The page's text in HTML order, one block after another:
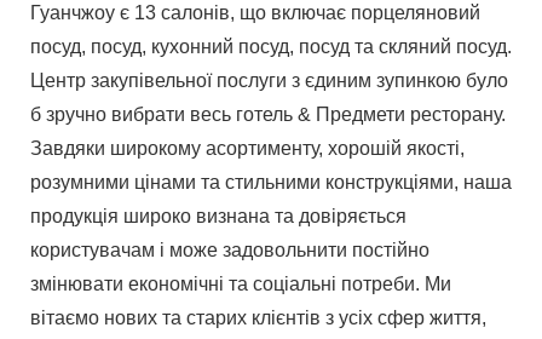
Гуанчжоу є 13 салонів, що включає порцеляновий
посуд, посуд, кухонний посуд, посуд та скляний посуд.
Центр закупівельної послуги з єдиним зупинкою було
б зручно вибрати весь готель & Предмети ресторану.
Завдяки широкому асортименту, хорошій якості,
розумними цінами та стильними конструкціями, наша
продукція широко визнана та довіряється
користувачам і може задовольнити постійно
змінювати економічні та соціальні потреби. Ми
вітаємо нових та старих клієнтів з усіх сфер життя,